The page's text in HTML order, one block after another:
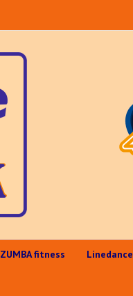
ZUMBA fitness Linedance